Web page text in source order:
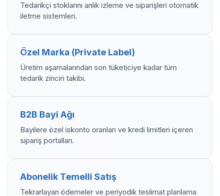
Tedarikçi stoklarını anlık izleme ve siparişleri otomatik
iletme sistemleri.
Özel Marka (Private Label)
Üretim aşamalarından son tüketiciye kadar tüm
tedarik zinciri takibi.
B2B Bayi Ağı
Bayilere özel iskonto oranları ve kredi limitleri içeren
sipariş portalları.
Abonelik Temelli Satış
Tekrarlayan ödemeler ve periyodik teslimat planlama